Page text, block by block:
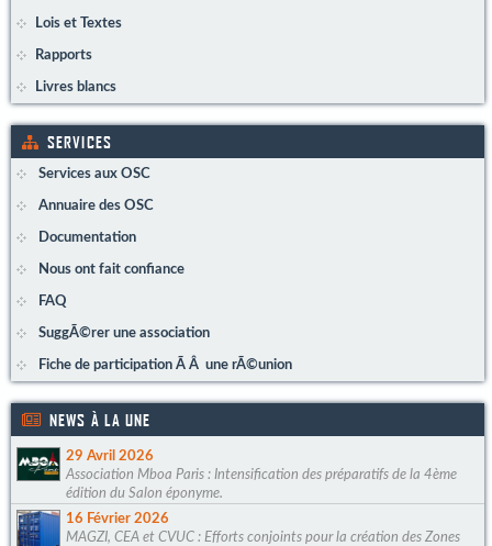
Lois et Textes
Rapports
Livres blancs
SERVICES
Services aux OSC
Annuaire des OSC
Documentation
Nous ont fait confiance
FAQ
SuggÃ©rer une association
Fiche de participation Ã Â une rÃ©union
NEWS À LA UNE
29 Avril 2026
Association Mboa Paris : Intensification des préparatifs de la 4ème
édition du Salon éponyme.
16 Février 2026
MAGZI, CEA et CVUC : Efforts conjoints pour la création des Zones